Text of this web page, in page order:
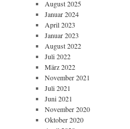
August 2025
Januar 2024
April 2023
Januar 2023
August 2022
Juli 2022
März 2022
November 2021
Juli 2021
Juni 2021
November 2020
Oktober 2020